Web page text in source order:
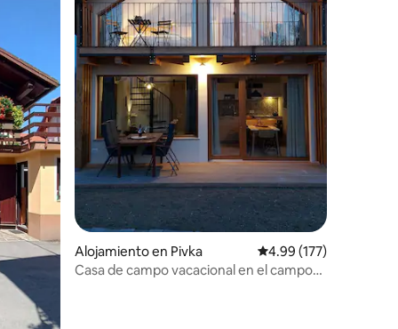
Alojamiento en Pivka Calificación promedio:
4.99 (177)
Casa de campo vacacional en el campo